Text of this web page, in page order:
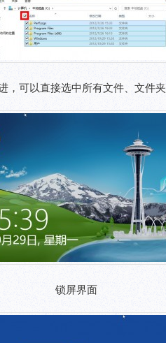
，可以直接选中所有文件、文件夹
锁屏界面